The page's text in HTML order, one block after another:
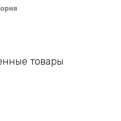
товары